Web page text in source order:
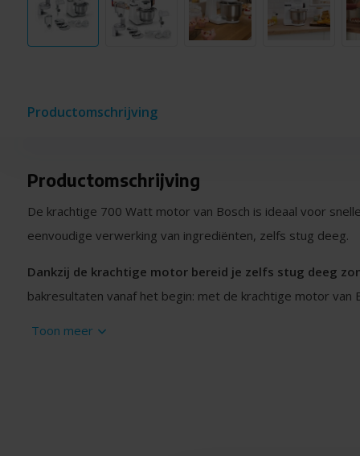
Productomschrijving
Productomschrijving
De krachtige 700 Watt motor van Bosch is ideaal voor
eenvoudige verwerking van ingrediënten, zelfs stug deeg.
Dankzij de krachtige motor bereid je zelfs stug deeg
bakresultaten vanaf het begin: met de krachtige motor van
Toon meer